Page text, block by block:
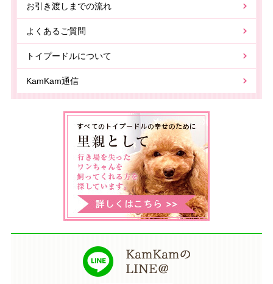
お引き渡しまでの流れ
よくあるご質問
トイプードルについて
KamKam通信